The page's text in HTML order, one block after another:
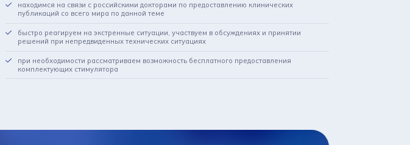
находимся на связи с российскими докторами по предоставлению клинических
публикаций со всего мира по данной теме
быстро реагируем на экстренные ситуации, участвуем в обсуждениях и принятии
решений при непредвиденных технических ситуациях
при необходимости рассматриваем возможность бесплатного предоставления
комплектующих стимулятора